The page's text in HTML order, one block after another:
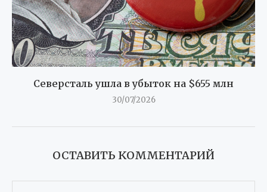
Северсталь ушла в убыток на $655 млн
30/07/2026
ОСТАВИТЬ КОММЕНТАРИЙ